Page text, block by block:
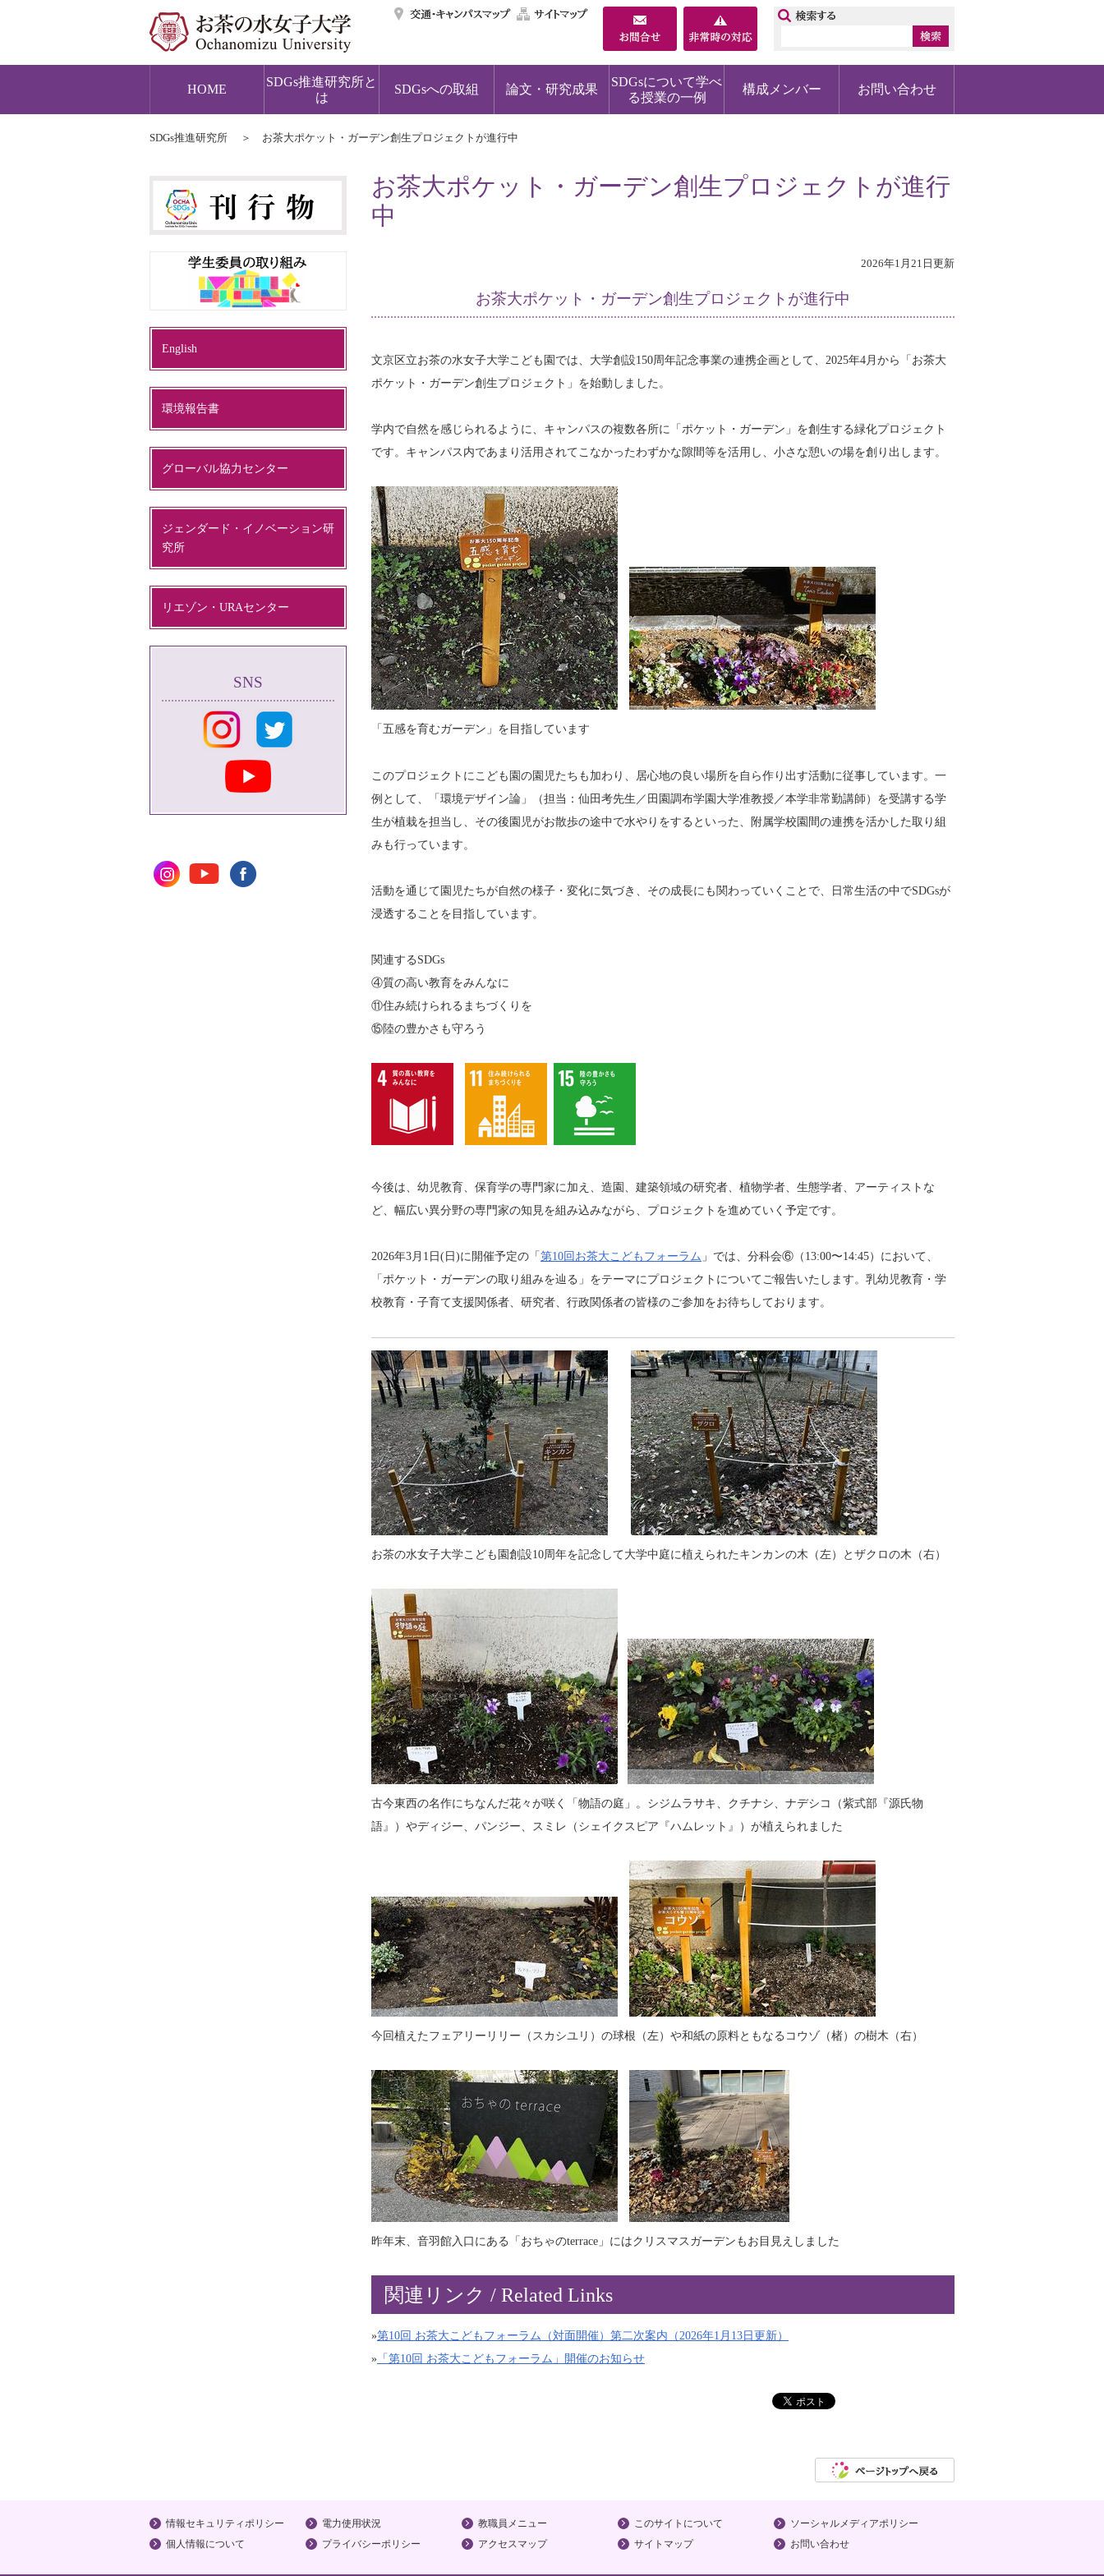
交通・キャンパスマップ
サイトマップ
HOME
SDGs推進研究所と
は
SDGsへの取組 論文・研究成果
SDGsについて学べ
る授業の一例
構成メンバー お問い合わせ
SDGs推進研究所 お茶大ポケット・ガーデン創生プロジェクトが進行中
お茶大ポケット・ガーデン創生プロジェクトが進行
中
2026年1月21日更新
お茶大ポケット・ガーデン創生プロジェクトが進行中
文京区立お茶の水女子大学こども園では、大学創設150周年記念事業の連携企画として、2025年4月から「お茶大
ポケット・ガーデン創生プロジェクト」を始動しました。
学内で自然を感じられるように、キャンパスの複数各所に「ポケット・ガーデン」を創生する緑化プロジェクト
です。キャンパス内であまり活用されてこなかったわずかな隙間等を活用し、小さな憩いの場を創り出します。
「五感を育むガーデン」を目指しています
このプロジェクトにこども園の園児たちも加わり、居心地の良い場所を自ら作り出す活動に従事しています。一
例として、「環境デザイン論」（担当：仙田考先生／田園調布学園大学准教授／本学非常勤講師）を受講する学
生が植栽を担当し、その後園児がお散歩の途中で水やりをするといった、附属学校園間の連携を活かした取り組
みも行っています。
活動を通じて園児たちが自然の様子・変化に気づき、その成長にも関わっていくことで、日常生活の中でSDGsが
浸透することを目指しています。
関連するSDGs
④質の高い教育をみんなに
⑪住み続けられるまちづくりを
⑮陸の豊かさも守ろう
今後は、幼児教育、保育学の専門家に加え、造園、建築領域の研究者、植物学者、生態学者、アーティストな
ど、幅広い異分野の専門家の知見を組み込みながら、プロジェクトを進めていく予定です。
2026年3⽉1⽇(⽇)に開催予定の「第10回お茶大こどもフォーラム 」では、分科会⑥（13:00〜14:45）において、
「ポケット・ガーデンの取り組みを辿る」をテーマにプロジェクトについてご報告いたします。乳幼児教育・学
校教育・子育て支援関係者、研究者、行政関係者の皆様のご参加をお待ちしております。
お茶の水女子大学こども園創設10周年を記念して大学中庭に植えられたキンカンの木（左）とザクロの木（右）
古今東西の名作にちなんだ花々が咲く「物語の庭」。シジムラサキ、クチナシ、ナデシコ（紫式部『源氏物
語』）やディジー、パンジー、スミレ（シェイクスピア『ハムレット』）が植えられました
今回植えたフェアリーリリー（スカシユリ）の球根（左）や和紙の原料ともなるコウゾ（楮）の樹木（右）
昨年末、音羽館入口にある「おちゃのterrace」にはクリスマスガーデンもお目見えしました
関連リンク / Related Links
»第10回 お茶大こどもフォーラム（対面開催）第二次案内（2026年1月13日更新）
» 「第10回 お茶大こどもフォーラム」開催のお知らせ
English
環境報告書
グローバル協力センター
ジェンダード・イノベーション研
究所
リエゾン・URAセンター
SNS
情報セキュリティポリシー 電力使用状況 教職員メニュー このサイトについて ソーシャルメディアポリシー
個人情報について プライバシーポリシー アクセスマップ サイトマップ お問い合わせ